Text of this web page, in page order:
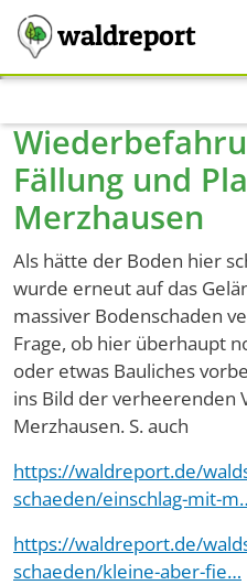
waldreport
Fällung und
Merzhausen
Als hätte der Boden hier
wurde erneut auf das
massiver Bodenschaden
Frage, ob hier überhaupt
oder etwas Bauliches
ins Bild der verheerenden
Merzhausen. S. auch
https://waldreport.de/
schaeden/einschlag-mit-
https://waldreport.de/
schaeden/kleine-aber-fie…